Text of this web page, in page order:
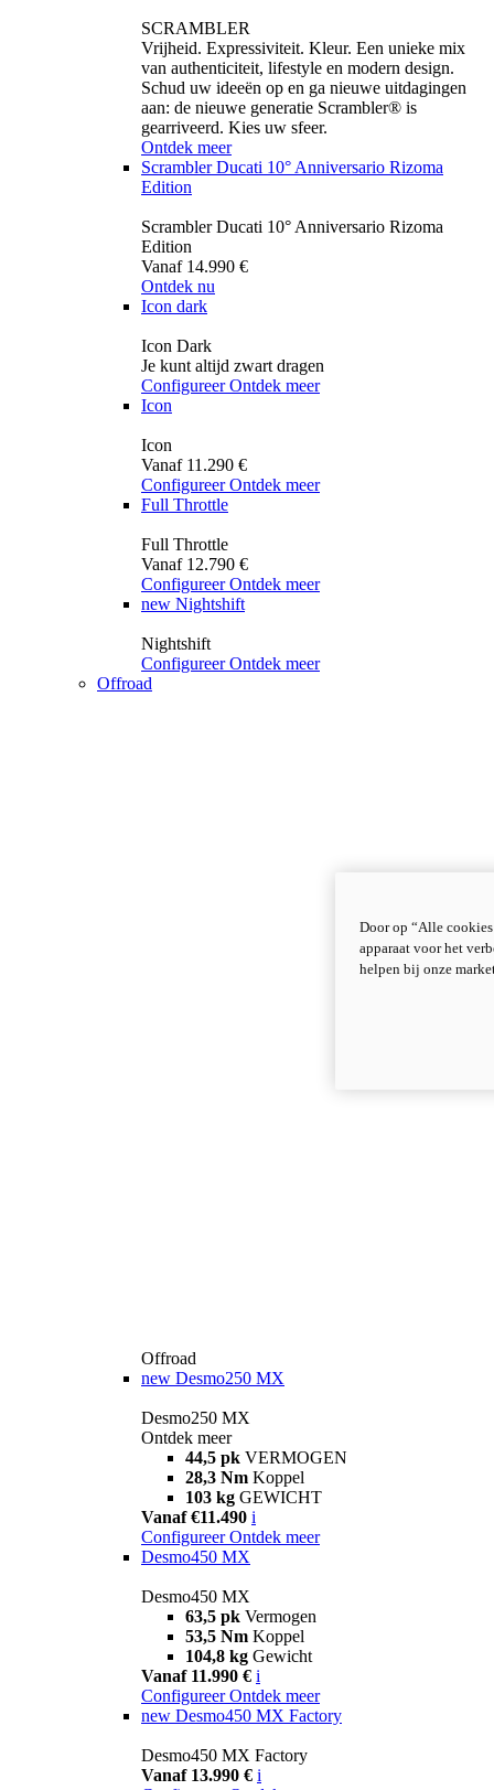
SCRAMBLER
Vrijheid. Expressiviteit. Kleur. Een unieke mix
van authenticiteit, lifestyle en modern design.
Schud uw ideeën op en ga nieuwe uitdagingen
aan: de nieuwe generatie Scrambler® is
gearriveerd. Kies uw sfeer.
Ontdek meer
Scrambler Ducati 10° Anniversario Rizoma
Edition
Scrambler Ducati 10° Anniversario Rizoma
Edition
Vanaf 14.990 €
Ontdek nu
Icon dark
Icon Dark
Je kunt altijd zwart dragen
Configureer Ontdek meer
Icon
Icon
Vanaf 11.290 €
Configureer Ontdek meer
Full Throttle
Full Throttle
Vanaf 12.790 €
Configureer Ontdek meer
new Nightshift
Nightshift
Configureer Ontdek meer
Offroad
Offroad
new Desmo250 MX
Desmo250 MX
Ontdek meer
44,5 pk VERMOGEN
28,3 Nm Koppel
103 kg GEWICHT
Vanaf €11.490 i
Configureer Ontdek meer
Desmo450 MX
Desmo450 MX
63,5 pk Vermogen
53,5 Nm Koppel
104,8 kg Gewicht
Vanaf 11.990 € i
Configureer Ontdek meer
new Desmo450 MX Factory
Desmo450 MX Factory
Vanaf 13.990 € i
Door op “Alle
apparaat voor het
helpen bij onze